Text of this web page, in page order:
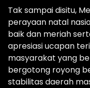
Tak sampai disitu,
perayaan natal
baik dan meriah
apresiasi ucapan
masyarakat yang
bergotong royong
stabilitas daerah